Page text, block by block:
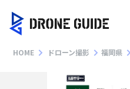
HOME ドローン撮影 福岡県